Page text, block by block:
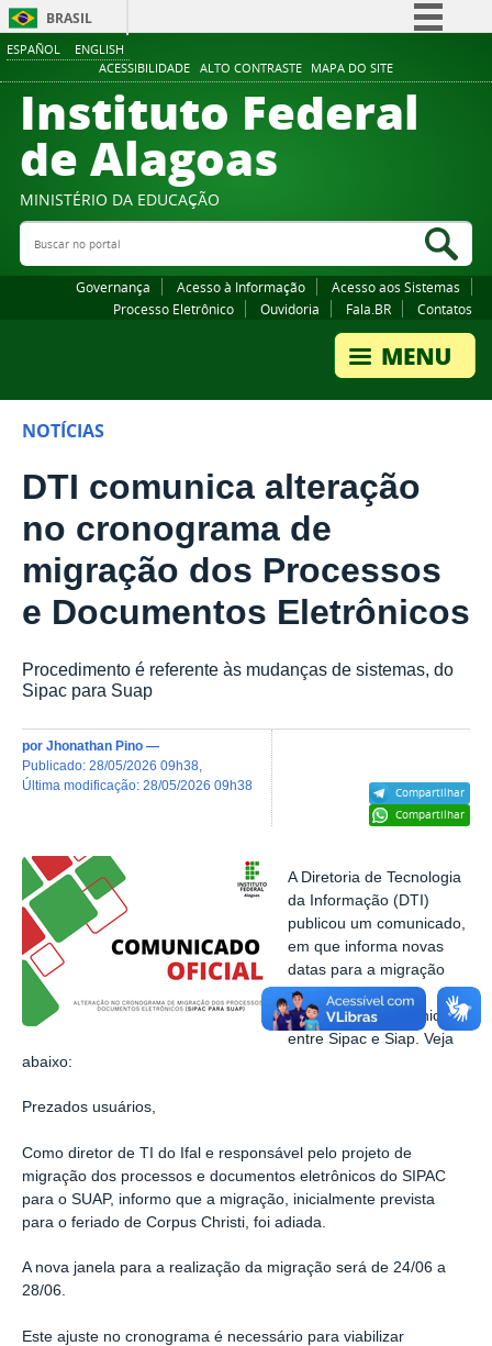
ESPAÑOL ENGLISH
ACESSIBILIDADE ALTO CONTRASTE MAPA DO SITE
BRASIL
Comunica BR
Participe
Canais
Instituto Federal
de Alagoas
MINISTÉRIO DA EDUCAÇÃO
Buscar no portal
Governança Acesso à Informação
Acesso aos Sistemas
Processo Eletrônico
Ouvidoria Fala.BR Contatos
NOTÍCIAS
DTI comunica alteração
no cronograma de
migração dos Processos
e Documentos Eletrônicos
Procedimento é referente às mudanças de sistemas, do
Sipac para Suap
Compartilhar
Compartilhar
por Jhonathan Pino —
publicado: 28/05/2026 09h38
última modificação: 28/05/2026 09h38
A Diretoria de Tecnologia
da Informação (DTI)
publicou um comunicado,
em que informa novas
datas para a migração
dos Processos e
Documentos Eletrônicos
entre Sipac e Siap. Veja
abaixo:
Prezados usuários,
Como diretor de TI do Ifal e responsável pelo projeto de
migração dos processos e documentos eletrônicos do SIPAC
para o SUAP, informo que a migração, inicialmente prevista
para o feriado de Corpus Christi, foi adiada.
A nova janela para a realização da migração será de 24/06 a
28/06.
Este ajuste no cronograma é necessário para viabilizar